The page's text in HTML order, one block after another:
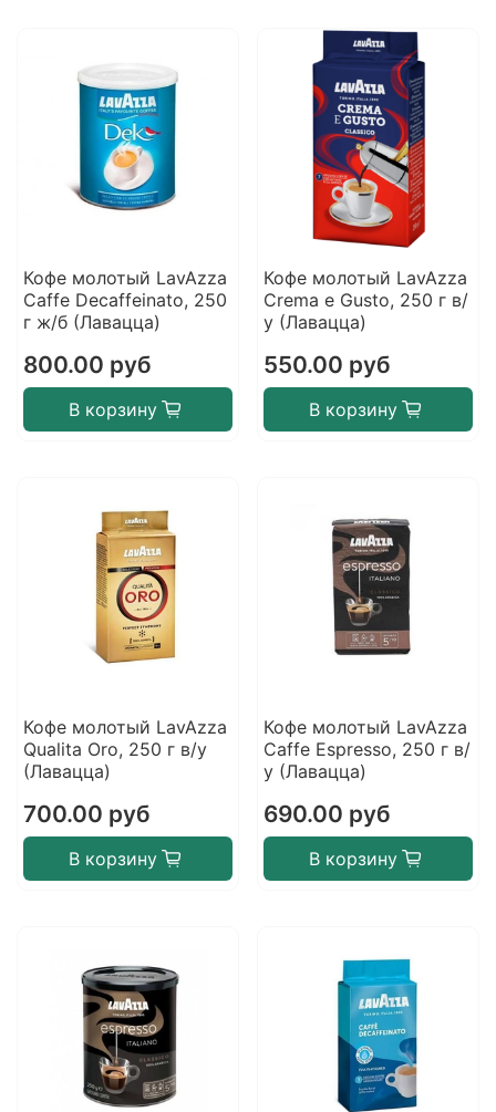
Кофе молотый LavAzza
Caffe Decaffeinato, 250
г ж/б (Лавацца)
800.00 руб
В корзину
Кофе молотый LavAzza
Crema e Gusto, 250 г в/
у (Лавацца)
550.00 руб
В корзину
Кофе молотый LavAzza
Qualita Oro, 250 г в/у
(Лавацца)
700.00 руб
В корзину
Кофе молотый LavAzza
Caffe Espresso, 250 г в/
у (Лавацца)
690.00 руб
В корзину